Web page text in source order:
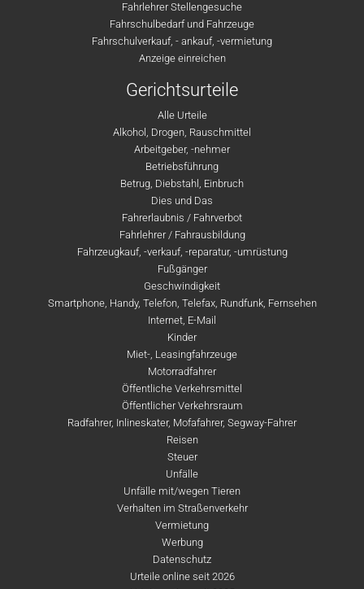
Fahrlehrer Stellengesuche
Fahrschulbedarf und Fahrzeuge
Fahrschulverkauf, - ankauf, -vermietung
Anzeige einreichen
Gerichtsurteile
Alle Urteile
Alkohol, Drogen, Rauschmittel
Arbeitgeber, -nehmer
Betriebsführung
Betrug, Diebstahl, Einbruch
Dies und Das
Fahrerlaubnis / Fahrverbot
Fahrlehrer / Fahrausbildung
Fahrzeugkauf, -verkauf, -reparatur, -umrüstung
Fußgänger
Geschwindigkeit
Smartphone, Handy, Telefon, Telefax, Rundfunk, Fernsehen
Internet, E-Mail
Kinder
Miet-, Leasingfahrzeuge
Motorradfahrer
Öffentliche Verkehrsmittel
Öffentlicher Verkehrsraum
Radfahrer, Inlineskater, Mofafahrer, Segway-Fahrer
Reisen
Steuer
Unfälle
Unfälle mit/wegen Tieren
Verhalten im Straßenverkehr
Vermietung
Werbung
Datenschutz
Urteile online seit 2026